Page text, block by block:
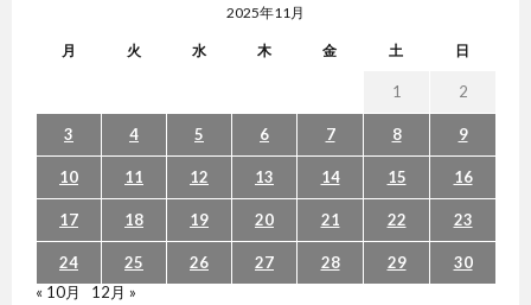
2025年11月
月 火 水 木 金 土 日
1 2
3 4 5 6 7 8 9
10 11 12 13 14 15 16
17 18 19 20 21 22 23
24 25 26 27 28 29
30
« 10月
12月 »